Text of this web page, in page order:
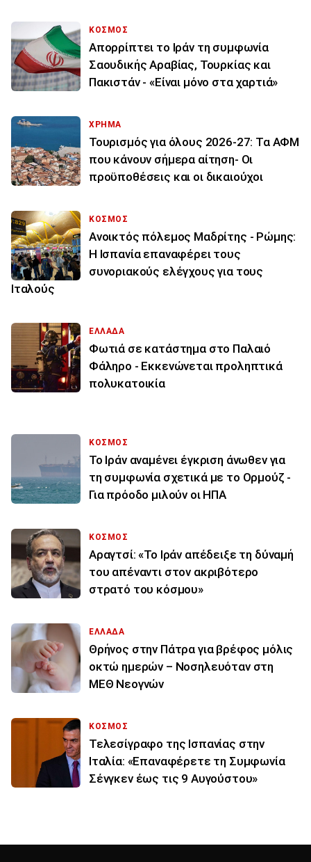
ΚΟΣΜΟΣ
Απορρίπτει το Ιράν τη συμφωνία
Σαουδικής Αραβίας, Τουρκίας και
Πακιστάν - «Είναι μόνο στα χαρτιά»
ΧΡΗΜΑ
Τουρισμός για όλους 2026-27: Τα ΑΦΜ
που κάνουν σήμερα αίτηση- Οι
προϋποθέσεις και οι δικαιούχοι
ΚΟΣΜΟΣ
Ανοικτός πόλεμος Μαδρίτης - Ρώμης:
Η Ισπανία επαναφέρει τους
συνοριακούς ελέγχους για τους
Ιταλούς
ΕΛΛΑΔΑ
Φωτιά σε κατάστημα στο Παλαιό
Φάληρο - Εκκενώνεται προληπτικά
πολυκατοικία
ΚΟΣΜΟΣ
Το Ιράν αναμένει έγκριση άνωθεν για
τη συμφωνία σχετικά με το Ορμούζ -
Για πρόοδο μιλούν οι ΗΠΑ
ΚΟΣΜΟΣ
Αραγτσί: «Το Ιράν απέδειξε τη δύναμή
του απέναντι στον ακριβότερο
στρατό του κόσμου»
ΕΛΛΑΔΑ
Θρήνος στην Πάτρα για βρέφος μόλις
οκτώ ημερών – Νοσηλευόταν στη
ΜΕΘ Νεογνών
ΚΟΣΜΟΣ
Τελεσίγραφο της Ισπανίας στην
Ιταλία: «Επαναφέρετε τη Συμφωνία
Σένγκεν έως τις 9 Αυγούστου»